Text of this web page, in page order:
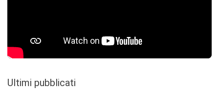
Ultimi pubblicati